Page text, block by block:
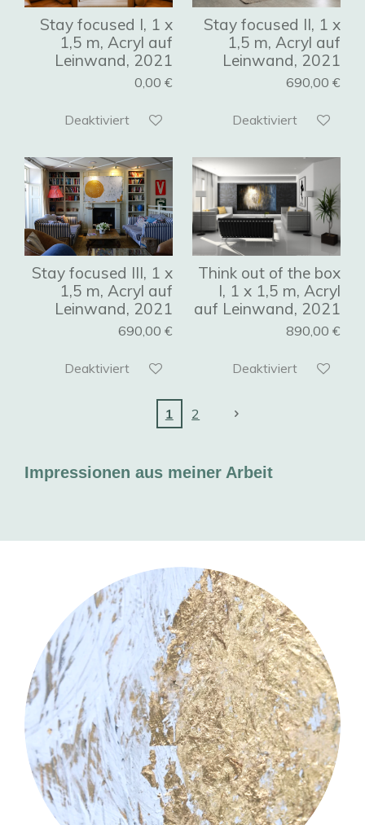
Stay focused I, 1 x
1,5 m, Acryl auf
Leinwand, 2021
0,00 €
Deaktiviert
Stay focused II, 1 x
1,5 m, Acryl auf
Leinwand, 2021
690,00 €
Deaktiviert
Stay focused III, 1 x
1,5 m, Acryl auf
Leinwand, 2021
690,00 €
Deaktiviert
Think out of the box
I, 1 x 1,5 m, Acryl
auf Leinwand, 2021
890,00 €
Deaktiviert
1 2
Impressionen aus meiner Arbeit